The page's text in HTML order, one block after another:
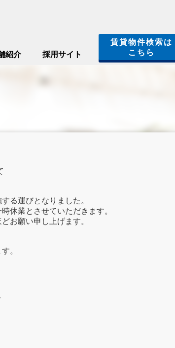
紹介 採用サイト
賃貸物件検索は
こちら
る運びとなりました。
休業とさせていただきます。
お願い申し上げます。
。